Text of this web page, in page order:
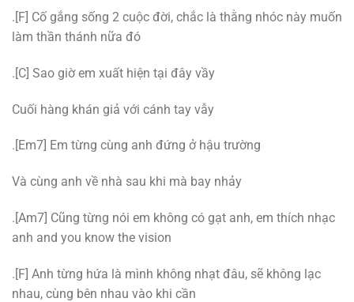
.[F] Cố gắng sống 2 cuộc đời, chắc là thằng nhóc này muốn
làm thần thánh nữa đó
.[C] Sao giờ em xuất hiện tại đây vầy
Cuối hàng khán giả với cánh tay vẫy
.[Em7] Em từng cùng anh đứng ở hậu trường
Và cùng anh về nhà sau khi mà bay nhảy
.[Am7] Cũng từng nói em không có gạt anh, em thích nhạc
anh and you know the vision
.[F] Anh từng hứa là mình không nhạt đâu, sẽ không lạc
nhau, cùng bên nhau vào khi cần